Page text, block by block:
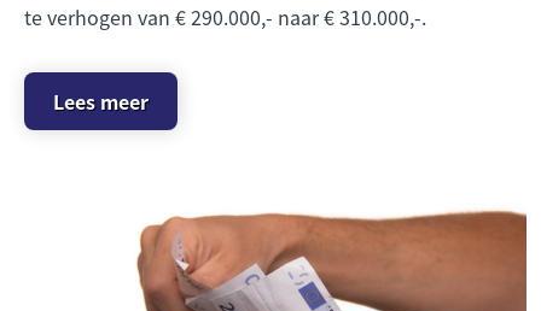
te verhogen van € 290.000,- naar € 310.000,-.
Lees meer